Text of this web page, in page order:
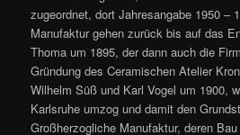
zugeordnet, dort Jahresangabe 1950 –
Manufaktur gehen zurück bis auf das
Thoma um 1895, der dann auch die
Gründung des Ceramischen Atelier
Wilhelm Süß und Karl Vogel um 1900,
Karlsruhe umzog und damit den
Großherzogliche Manufaktur, deren